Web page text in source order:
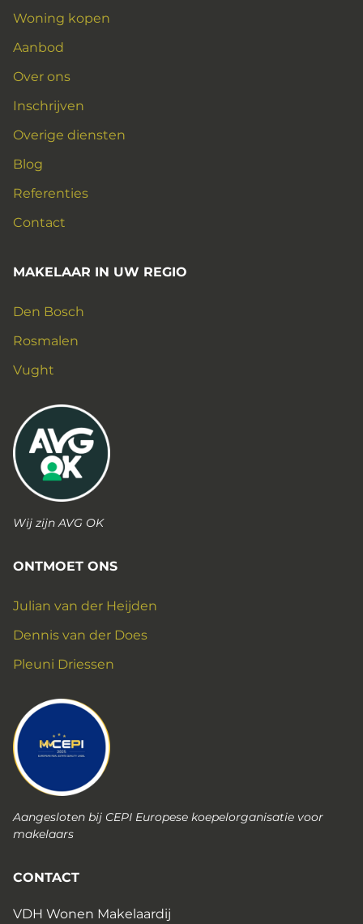
Woning kopen
Aanbod
Over ons
Inschrijven
Overige diensten
Blog
Referenties
Contact
MAKELAAR IN UW REGIO
Den Bosch
Rosmalen
Vught
Wij zijn AVG OK
ONTMOET ONS
Julian van der Heijden
Dennis van der Does
Pleuni Driessen
Aangesloten bij CEPI Europese koepelorganisatie voor
makelaars
CONTACT
VDH Wonen Makelaardij